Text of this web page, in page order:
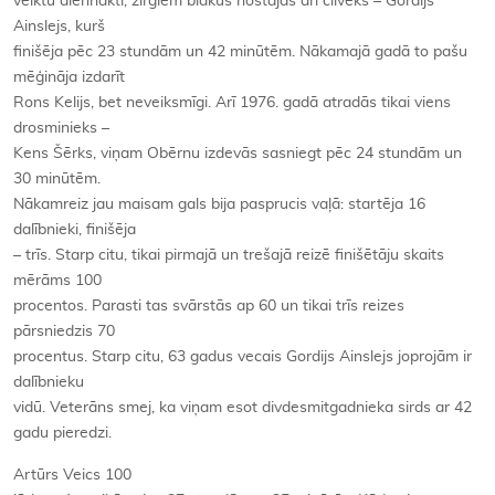
Ainslejs, kurš
finišēja pēc 23 stundām un 42 minūtēm. Nākamajā gadā to pašu
mēģināja izdarīt
Rons Kelijs, bet neveiksmīgi. Arī 1976. gadā atradās tikai viens
drosminieks –
Kens Šērks, viņam Obērnu izdevās sasniegt pēc 24 stundām un
30 minūtēm.
Nākamreiz jau maisam gals bija pasprucis vaļā: startēja 16
dalībnieki, finišēja
– trīs. Starp citu, tikai pirmajā un trešajā reizē finišētāju skaits
mērāms 100
procentos. Parasti tas svārstās ap 60 un tikai trīs reizes
pārsniedzis 70
procentus. Starp citu, 63 gadus vecais Gordijs Ainslejs joprojām ir
dalībnieku
vidū. Veterāns smej, ka viņam esot divdesmitgadnieka sirds ar 42
gadu pieredzi.
Artūrs Veics 100